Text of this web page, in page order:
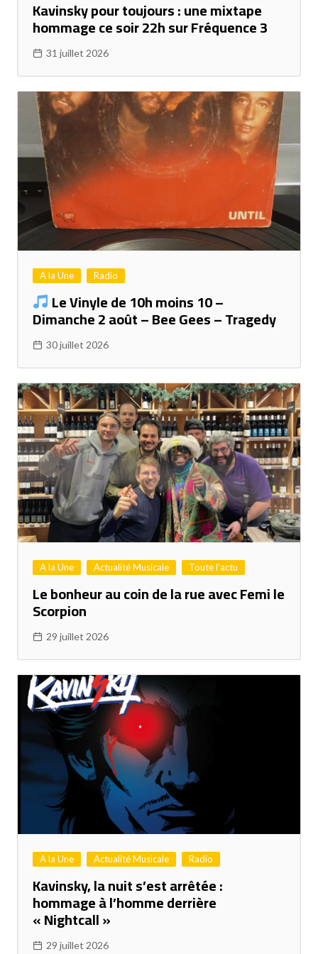
Kavinsky pour toujours : une mixtape
hommage ce soir 22h sur Fréquence 3
31 juillet 2026
A la Une Radio
Le Vinyle de 10h moins 10 –
Dimanche 2 août – Bee Gees – Tragedy
30 juillet 2026
A la Une Actualité Musicale Toute l'actu
Le bonheur au coin de la rue avec Femi le
Scorpion
29 juillet 2026
A la Une Actualité Musicale Radio
Kavinsky, la nuit s’est arrêtée :
hommage à l’homme derrière
« Nightcall »
29 juillet 2026